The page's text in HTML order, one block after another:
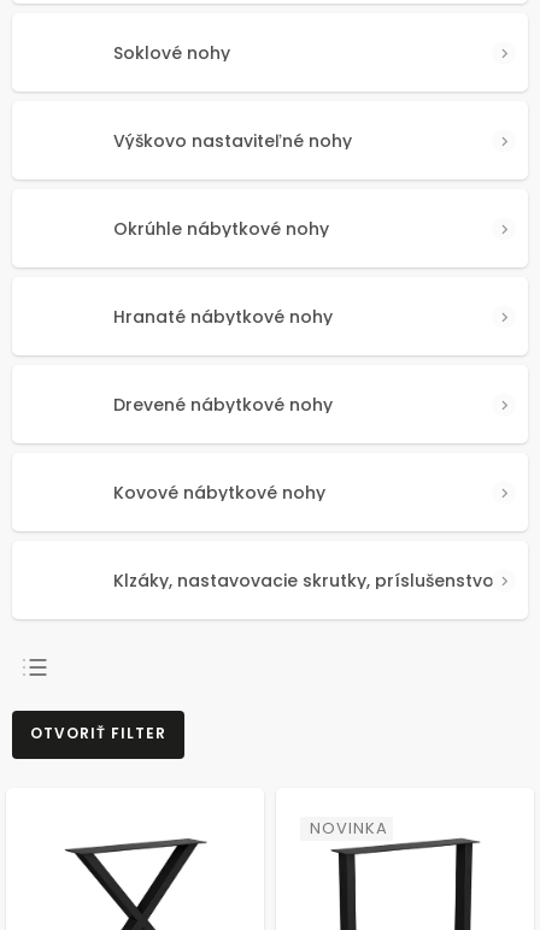
Soklové nohy
Výškovo nastaviteľné nohy
Okrúhle nábytkové nohy
Hranaté nábytkové nohy
Drevené nábytkové nohy
Kovové nábytkové nohy
Klzáky, nastavovacie skrutky, príslušenstvo
NAJPREDÁVANEJŠIE
NAJLACNEJŠIE
OTVORIŤ FILTER
NOVINKA